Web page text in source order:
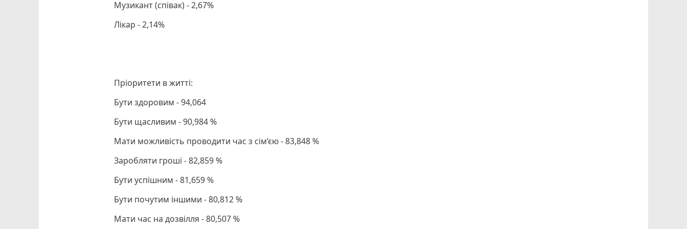
Музикант (співак) - 2,67%
Лікар - 2,14%
Пріоритети в житті:
Бути здоровим - 94,064
Бути щасливим - 90,984 %
Мати можливість проводити час з сім’єю - 83,848 %
Заробляти гроші - 82,859 %
Бути успішним - 81,659 %
Бути почутим іншими - 80,812 %
Мати час на дозвілля - 80,507 %